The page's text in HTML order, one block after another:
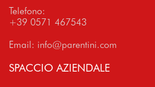
Telefono:
+39 0571 467543
Email: info@parentini.com
SPACCIO AZIENDALE